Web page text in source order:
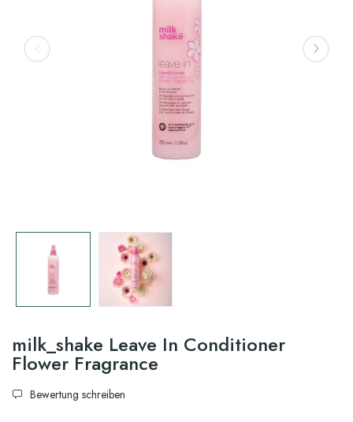
milk_shake Leave In Conditioner
Flower Fragrance
Bewertung schreiben